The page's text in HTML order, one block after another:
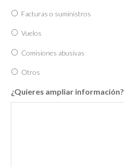
Facturas o suministros
Vuelos
Comisiones abusivas
Otros
¿Quieres ampliar información?